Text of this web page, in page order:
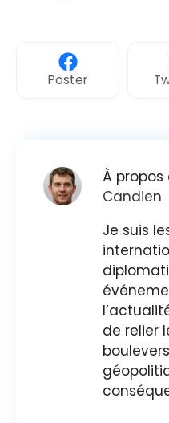
Poster
À propos
Candien
Je suis
de relier